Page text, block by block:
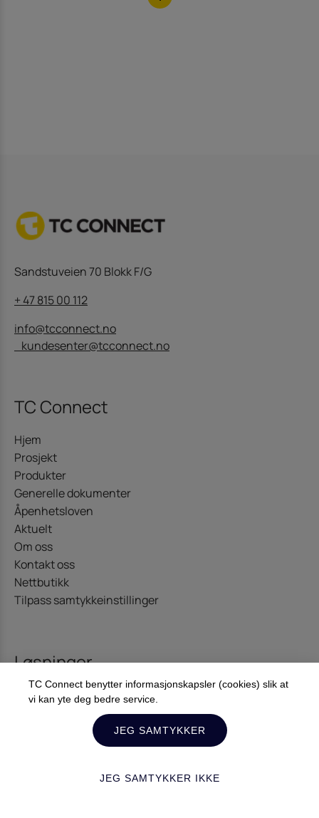
Sandstuveien 70 Blokk F/G
+ 47 815 00 112
info@tcconnect.no
kundesenter@tcconnect.no
TC Connect
Hjem
Prosjekt
Produkter
Generelle dokumenter
Åpenhetsloven
Aktuelt
Om oss
Kontakt oss
Nettbutikk
Tilpass samtykkeinstillinger
Løsninger
Kommunikasjon
Offshore – Energi
TC Connect benytter informasjonskapsler (cookies) slik at
vi kan yte deg bedre service.
JEG SAMTYKKER
JEG SAMTYKKER IKKE